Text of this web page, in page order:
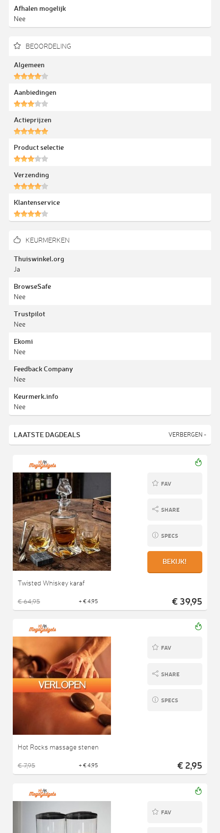
Afhalen mogelijk
Nee
BEOORDELING
Algemeen
Aanbiedingen
Actieprijzen
Product selectie
Verzending
Klantenservice
KEURMERKEN
Thuiswinkel.org
Ja
BrowseSafe
Nee
Trustpilot
Nee
Ekomi
Nee
Feedback Company
Nee
Keurmerk.info
Nee
LAATSTE DAGDEALS VERBERGEN -
FAV
SHARE
SPECS
BEKIJK!
Twisted Whiskey karaf
€ 64,95 + € 4,95 € 39,95
FAV
SHARE
SPECS
Hot Rocks massage stenen
€ 7,95 + € 4,95 € 2,95
FAV